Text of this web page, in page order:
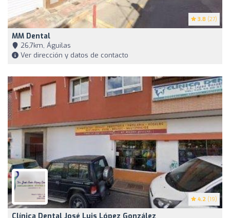
3.8 (27)
MM Dental
26,7km, Águilas
Ver dirección y datos de contacto
4.2 (19)
Clínica Dental José Luis López González